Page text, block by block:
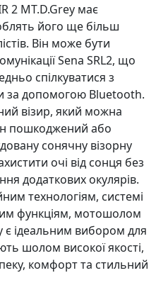
2 MT.D.Grey має
його ще більш
Він може бути
Sena SRL2, що
спілкуватися з
за допомогою Bluetooth.
візир, який можна
пошкоджений або
сонячну візорну
очі від сонця без
додаткових окулярів.
технологіям, системі
функціям, мотошолом
є ідеальним вибором для
шолом високої якості,
комфорт та стильний